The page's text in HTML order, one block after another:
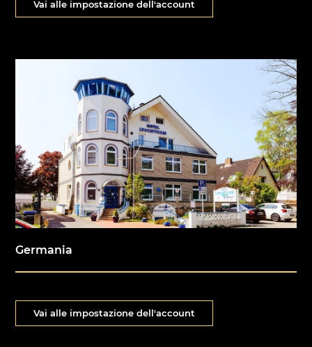
Vai alle impostazione dell'account
Germania
Vai alle impostazione dell'account